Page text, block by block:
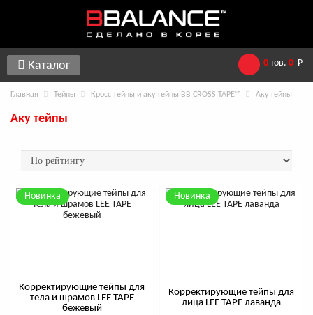
Каталог 0 тов. 0 Р
Главная Тейпы Кросс тейпы и аку тейпы BB CROSS TAPE™ Аку тейпы
Аку тейпы
Новинка
Корректирующие тейпы для
тела и шрамов LEE TAPE
бежевый
Новинка
Корректирующие тейпы для
лица LEE TAPE лаванда